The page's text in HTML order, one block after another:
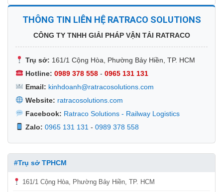
THÔNG TIN LIÊN HỆ RATRACO SOLUTIONS
CÔNG TY TNHH GIẢI PHÁP VẬN TẢI RATRACO
Trụ sở: 161/1 Cộng Hòa, Phường Bảy Hiền, TP. HCM
Hotline: 0989 378 558- 0965 131 131
Email: kinhdoanh@ratracosolutions.com
Website: ratracosolutions.com
Facebook: Ratraco Solutions - Railway Logistics
Zalo: 0965 131 131 - 0989 378 558
#Trụ sở TPHCM
161/1 Cộng Hòa, Phường Bảy Hiền, TP. HCM